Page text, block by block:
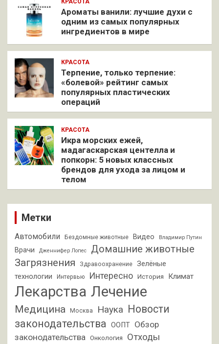
КРАСОТА
Ароматы ванили: лучшие духи с
одним из самых популярных
ингредиентов в мире
КРАСОТА
Терпение, только терпение:
«болевой» рейтинг самых
популярных пластических
операций
КРАСОТА
Икра морских ежей,
мадагаскарская центелла и
попкорн: 5 новых классных
брендов для ухода за лицом и
телом
Метки
Автомобили Бездомные животные Видео Владимир Путин
Врачи Дженнифер Лопес
Домашние животные
Загрязнения
Здравоохранение
Зелёные
технологии
Интервью Интересно История Климат
Лекарства Лечение
Медицина Москва Наука
Новости
законодательства ООПТ Обзор
законодательства Онкология Отходы